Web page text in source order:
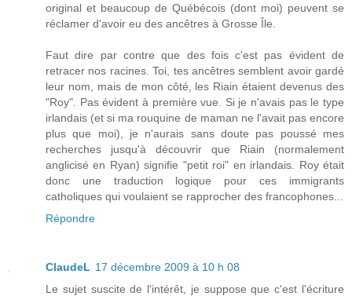
original et beaucoup de Québécois (dont moi) peuvent se
réclamer d'avoir eu des ancêtres à Grosse Île.
Faut dire par contre que des fois c'est pas évident de
retracer nos racines. Toi, tes ancêtres semblent avoir gardé
leur nom, mais de mon côté, les Riain étaient devenus des
"Roy". Pas évident à première vue. Si je n'avais pas le type
irlandais (et si ma rouquine de maman ne l'avait pas encore
plus que moi), je n'aurais sans doute pas poussé mes
recherches jusqu'à découvrir que Riain (normalement
anglicisé en Ryan) signifie "petit roi" en irlandais. Roy était
donc une traduction logique pour ces immigrants
catholiques qui voulaient se rapprocher des francophones...
Répondre
ClaudeL 17 décembre 2009 à 10 h 08
Le sujet suscite de l'intérêt, je suppose que c'est l'écriture